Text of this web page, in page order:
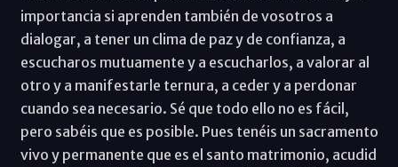
importancia si aprenden también de vosotros a
dialogar, a tener un clima de paz y de confianza, a
escucharos mutuamente y a escucharlos, a valorar al
otro y a manifestarle ternura, a ceder y a perdonar
cuando sea necesario. Sé que todo ello no es fácil,
pero sabéis que es posible. Pues tenéis un sacramento
vivo y permanente que es el santo matrimonio, acudid